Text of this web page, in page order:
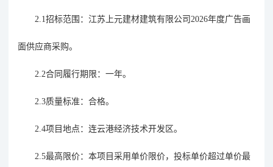
2.1招标范围： 江苏上元建材建筑有限公司 2026年度广告画
面供应商采购。
2.2合同履行期限 ：一年。
2.3质量标准：合格。
2.4项目地点：连云港经济技术开发区。
2.5最高限价： 本项目采用单价限价，投标单价超过单价最